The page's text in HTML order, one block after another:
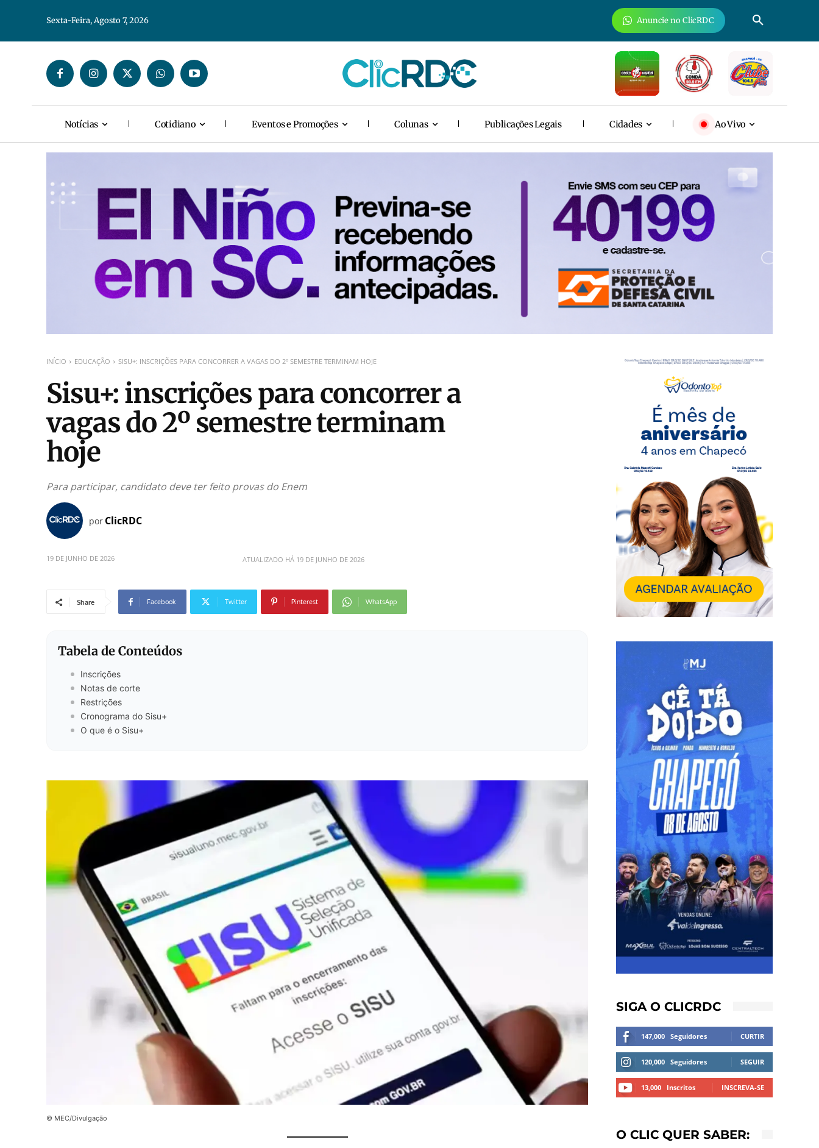
Sexta-Feira, Agosto 7, 2026 Anuncie no ClicRDC
Notícias Cotidiano Eventos e Promoções Colunas Publicações Legais Cidades Ao Vivo
INÍCIO EDUCAÇÃO SISU+: INSCRIÇÕES PARA CONCORRER A VAGAS DO 2º SEMESTRE TERMINAM HOJE
Sisu+: inscrições para concorrer a
vagas do 2º semestre terminam
hoje
Para participar, candidato deve ter feito provas do Enem
por ClicRDC
19 DE JUNHO DE 2026 ATUALIZADO HÁ 19 DE JUNHO DE 2026
Share Facebook Twitter Pinterest WhatsApp
Tabela de Conteúdos
Inscrições
Notas de corte
Restrições
Cronograma do Sisu+
O que é o Sisu+
© MEC/Divulgação
SIGA O CLICRDC
147,000 Seguidores CURTIR
120,000 Seguidores SEGUIR
13,000 Inscritos INSCREVA-SE
O CLIC QUER SABER: